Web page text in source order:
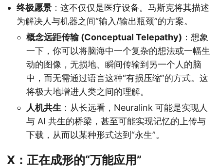
终极愿景 ：这不仅仅是医疗设备。马斯克将其描述
为解决人与机器之间“输入/输出瓶颈”的方案。
概念远距传输 (Conceptual Telepathy) ：想象
一下，你可以将脑海中一个复杂的想法或一幅生
动的图像，无损地、瞬间传输到另一个人的脑
中，而无需通过语言这种“有损压缩”的方式。这
将极大地增进人类之间的理解。
人机共生 ：从长远看，Neuralink 可能是实现人
与 AI 共生的桥梁，甚至可能实现记忆的上传与
下载，从而以某种形式达到“永生”。
X：正在成形的“万能应用”